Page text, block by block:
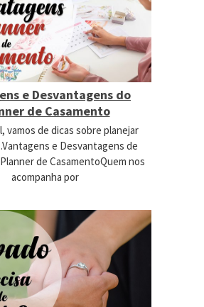
e Desvantagens do
de Casamento
vamos de dicas sobre planejar
e Desvantagens de
de CasamentoQuem nos
acompanha por